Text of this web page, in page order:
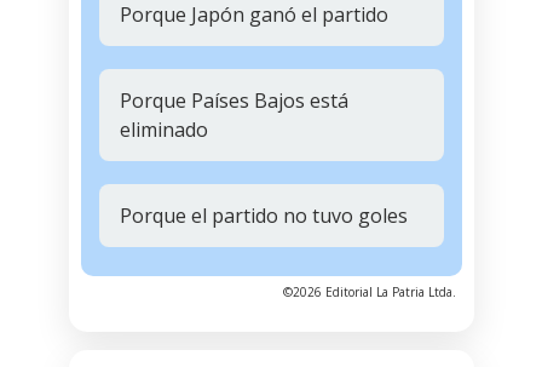
Porque Japón ganó el partido
Porque Países Bajos está
eliminado
Porque el partido no tuvo goles
©2026 Editorial La Patria Ltda.